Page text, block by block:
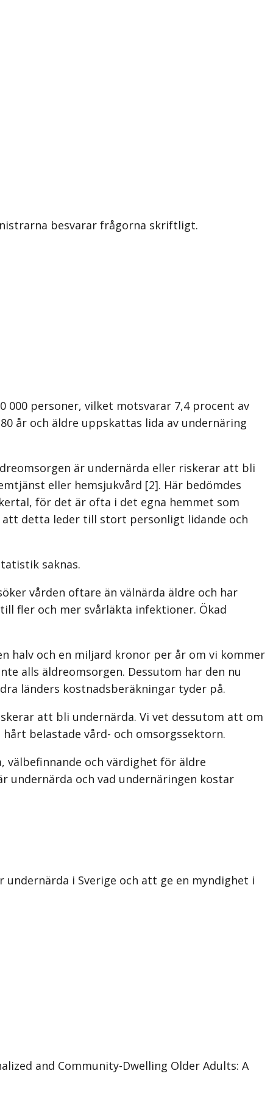
besvarar frågorna skriftligt.
000 personer, vilket motsvarar 7,4 procent av
år och äldre uppskattas lida av undernäring
är undernärda eller riskerar att bli
eller hemsjukvård [2]. Här bedömdes
för det är ofta i det egna hemmet som
detta leder till stort personligt lidande och
saknas.
vården oftare än välnärda äldre och har
fler och mer svårläkta infektioner. Ökad
halv och en miljard kronor per år om vi kommer
alls äldreomsorgen. Dessutom har den nu
länders kostnadsberäkningar tyder på.
att bli undernärda. Vi vet dessutom att om
belastade vård- och omsorgssektorn.
och värdighet för äldre
undernärda och vad undernäringen kostar
i Sverige och att ge en myndighet i
and Community-Dwelling Older Adults: A